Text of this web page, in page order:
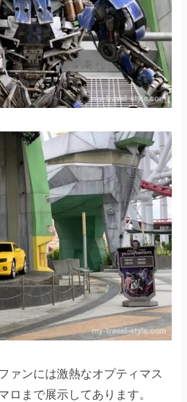
ァンには激熱なオプティマス
ロまで展示してあります。